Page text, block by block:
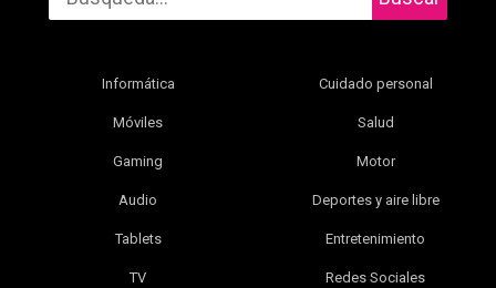
Informática
Móviles
Gaming
Audio
Tablets
TV
Cuidado personal
Salud
Motor
Deportes y aire libre
Entretenimiento
Redes Sociales